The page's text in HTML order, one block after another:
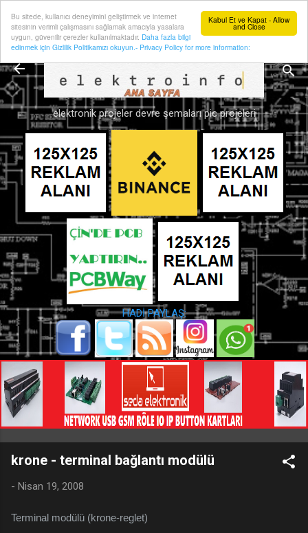
Kabul Et ve Kapat - Allow
and Close
Bu sitede, kullanıcı deneyimini geliştirmek ve internet
sitesinin verimli çalışmasını sağlamak amacıyla yasalara
uygun, güvenilir çerezler kullanılmaktadır. Daha fazla bilgi
edinmek için Gizlilik Politikamızı okuyun.- Privacy Policy for more information:
Ana içeriğe atla
elektronik projeler devre şemaları pic projeleri
HADİ PAYLAŞ:
krone - terminal bağlantı modülü
- Nisan 19, 2008
Terminal modülü (krone-reglet)